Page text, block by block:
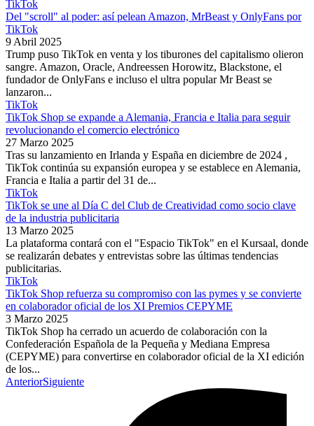
TikTok
Del "scroll" al poder: así pelean Amazon, MrBeast y OnlyFans por
TikTok
9 Abril 2025
Trump puso TikTok en venta y los tiburones del capitalismo olieron
sangre. Amazon, Oracle, Andreessen Horowitz, Blackstone, el
fundador de OnlyFans e incluso el ultra popular Mr Beast se
lanzaron...
TikTok
TikTok Shop se expande a Alemania, Francia e Italia para seguir
revolucionando el comercio electrónico
27 Marzo 2025
Tras su lanzamiento en Irlanda y España en diciembre de 2024 ,
TikTok continúa su expansión europea y se establece en Alemania,
Francia e Italia a partir del 31 de...
TikTok
TikTok se une al Día C del Club de Creatividad como socio clave
de la industria publicitaria
13 Marzo 2025
La plataforma contará con el "Espacio TikTok" en el Kursaal, donde
se realizarán debates y entrevistas sobre las últimas tendencias
publicitarias.
TikTok
TikTok Shop refuerza su compromiso con las pymes y se convierte
en colaborador oficial de los XI Premios CEPYME
3 Marzo 2025
TikTok Shop ha cerrado un acuerdo de colaboración con la
Confederación Española de la Pequeña y Mediana Empresa
(CEPYME) para convertirse en colaborador oficial de la XI edición
de los...
AnteriorSiguiente